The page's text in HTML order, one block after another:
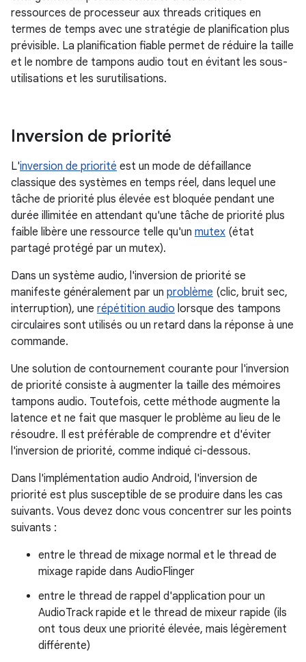
ressources de processeur aux threads critiques en
termes de temps avec une stratégie de planification plus
prévisible. La planification fiable permet de réduire la taille
et le nombre de tampons audio tout en évitant les sous-
utilisations et les surutilisations.
Inversion de priorité
L'inversion de priorité est un mode de défaillance
classique des systèmes en temps réel, dans lequel une
tâche de priorité plus élevée est bloquée pendant une
durée illimitée en attendant qu'une tâche de priorité plus
faible libère une ressource telle qu'un mutex (état
partagé protégé par un mutex).
Dans un système audio, l'inversion de priorité se
manifeste généralement par un problème (clic, bruit sec,
interruption), une répétition audio lorsque des tampons
circulaires sont utilisés ou un retard dans la réponse à une
commande.
Une solution de contournement courante pour l'inversion
de priorité consiste à augmenter la taille des mémoires
tampons audio. Toutefois, cette méthode augmente la
latence et ne fait que masquer le problème au lieu de le
résoudre. Il est préférable de comprendre et d'éviter
l'inversion de priorité, comme indiqué ci-dessous.
Dans l'implémentation audio Android, l'inversion de
priorité est plus susceptible de se produire dans les cas
suivants. Vous devez donc vous concentrer sur les points
suivants :
entre le thread de mixage normal et le thread de
mixage rapide dans AudioFlinger
entre le thread de rappel d'application pour un
AudioTrack rapide et le thread de mixeur rapide (ils
ont tous deux une priorité élevée, mais légèrement
différente)